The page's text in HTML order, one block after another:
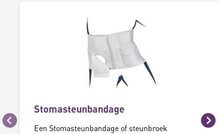
Vorige
Stomasteunbandage
Een Stomasteunbandage of steunbroek